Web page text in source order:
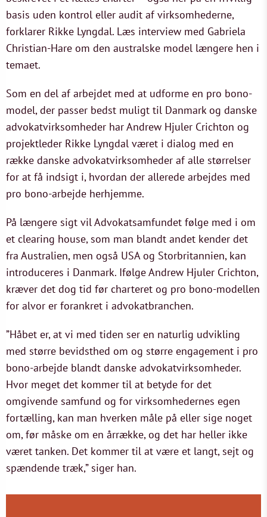
basis uden kontrol eller audit af virksomhederne,
forklarer Rikke Lyngdal. Læs interview med Gabriela
Christian-Hare om den australske model længere hen i
temaet.
Som en del af arbejdet med at udforme en pro bono-
model, der passer bedst muligt til Danmark og danske
advokatvirksomheder har Andrew Hjuler Crichton og
projektleder Rikke Lyngdal været i dialog med en
række danske advokatvirksomheder af alle størrelser
for at få indsigt i, hvordan der allerede arbejdes med
pro bono-arbejde herhjemme.
På længere sigt vil Advokatsamfundet følge med i om
et clearing house, som man blandt andet kender det
fra Australien, men også USA og Storbritannien, kan
introduceres i Danmark. Ifølge Andrew Hjuler Crichton,
kræver det dog tid før charteret og pro bono-modellen
for alvor er forankret i advokatbranchen.
”Håbet er, at vi med tiden ser en naturlig udvikling
med større bevidsthed om og større engagement i pro
bono-arbejde blandt danske advokatvirksomheder.
Hvor meget det kommer til at betyde for det
omgivende samfund og for virksomhedernes egen
fortælling, kan man hverken måle på eller sige noget
om, før måske om en årrække, og det har heller ikke
været tanken. Det kommer til at være et langt, sejt og
spændende træk,” siger han.